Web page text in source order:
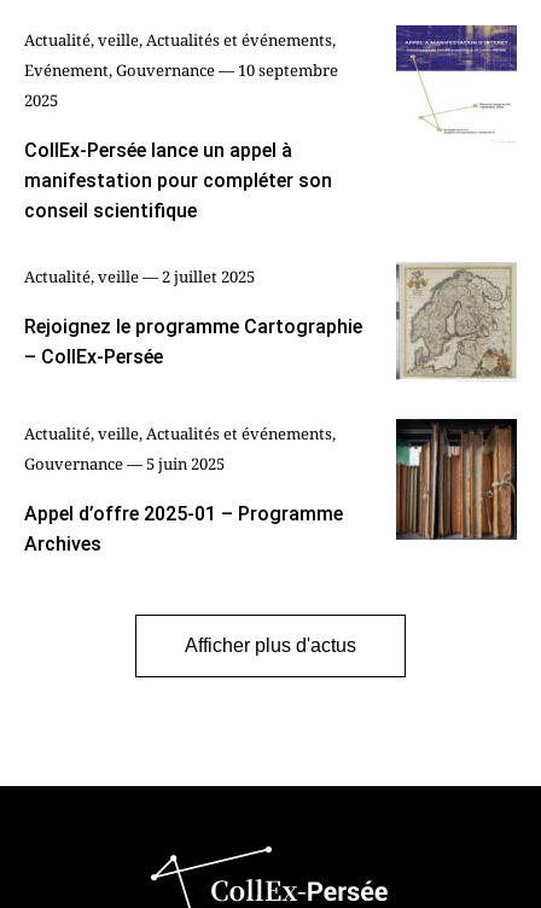
Actualité, veille, Actualités et événements,
Evénement, Gouvernance — 10 septembre
2025
CollEx-Persée lance un appel à
manifestation pour compléter son
conseil scientifique
Actualité, veille — 2 juillet 2025
Rejoignez le programme Cartographie
– CollEx-Persée
Actualité, veille, Actualités et événements,
Gouvernance — 5 juin 2025
Appel d’offre 2025-01 – Programme
Archives
Afficher plus d'actus